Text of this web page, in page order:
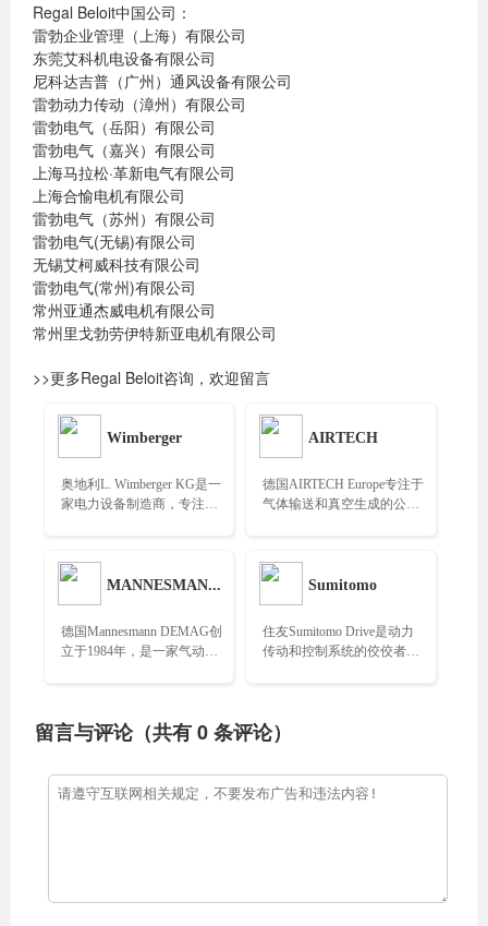
Regal Beloit中国公司：
雷勃企业管理（上海）有限公司
东莞艾科机电设备有限公司
尼科达吉普（广州）通风设备有限公司
雷勃动力传动（漳州）有限公司
雷勃电气（岳阳）有限公司
雷勃电气（嘉兴）有限公司
上海马拉松·革新电气有限公司
上海合愉电机有限公司
雷勃电气（苏州）有限公司
雷勃电气(无锡)有限公司
无锡艾柯威科技有限公司
雷勃电气(常州)有限公司
常州亚通杰威电机有限公司
常州里戈勃劳伊特新亚电机有限公司
>>更多Regal Beloit咨询，欢迎留言
Wimberger
奥地利L. Wimberger KG是一
家电力设备制造商，专注于
AIRTECH
德国AIRTECH Europe专注于
气体输送和真空生成的公
MANNESMANN DEMAG
德国Mannesmann DEMAG创
立于1984年，是一家气动工
Sumitomo
住友Sumitomo Drive是动力
传动和控制系统的佼佼者，
留言与评论（共有0条评论）